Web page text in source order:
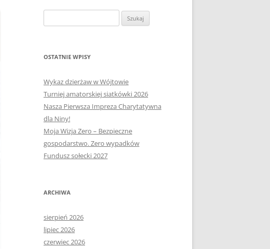
E-MAPA BARCZEWA
SOŁECTWO NIKIELKOWO
OSTATNIE WPISY
Wykaz dzierżaw w Wójtowie
Turniej amatorskiej siatkówki 2026
Nasza Pierwsza Impreza Charytatywna
dla Niny!
Moja Wizja Zero – Bezpieczne
gospodarstwo. Zero wypadków
Fundusz sołecki 2027
ARCHIWA
sierpień 2026
lipiec 2026
czerwiec 2026